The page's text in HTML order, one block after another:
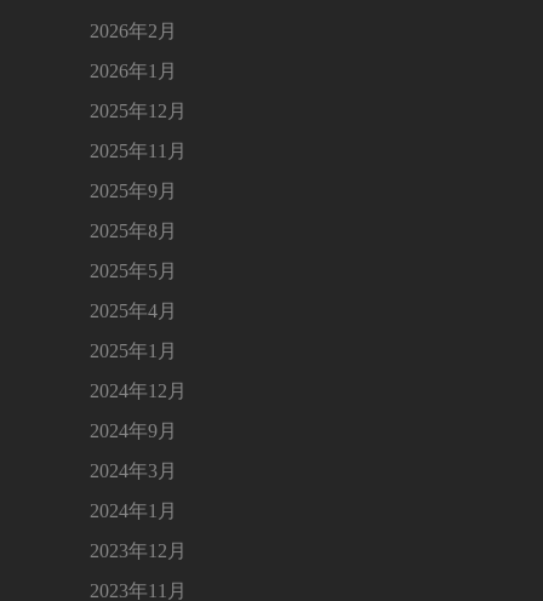
2026年2月
2026年1月
2025年12月
2025年11月
2025年9月
2025年8月
2025年5月
2025年4月
2025年1月
2024年12月
2024年9月
2024年3月
2024年1月
2023年12月
2023年11月